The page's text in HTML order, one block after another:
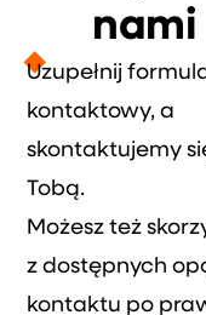
nami
Uzupełnij
kontaktowy, a
skontaktujemy
Tobą.
Możesz też
z dostępnych
kontaktu po